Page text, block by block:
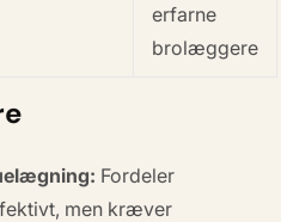
erfarne
brolæggere
Fordeler
men kræver